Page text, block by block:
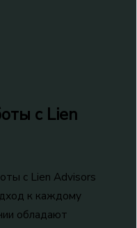
с Lien
с Lien Advisors
к каждому
обладают